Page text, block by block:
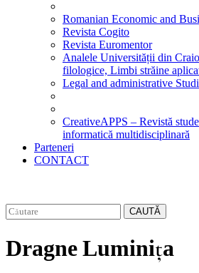
Romanian Economic and
Revista Cogito
Revista Euromentor
Analele Universității din
filologice, Limbi străine
Legal and administrative
CreativeAPPS – Revistă
informatică multidisciplinară
Parteneri
CONTACT
CAUTĂ
Dragne Luminița